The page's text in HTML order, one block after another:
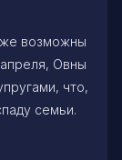
возможны
Овны
что,
семьи.